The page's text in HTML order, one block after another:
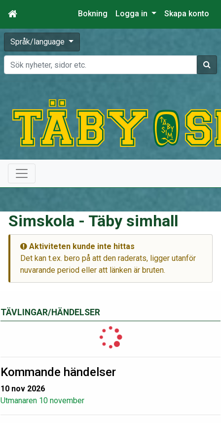
Bokning Logga in Skapa konto
Språk/language
Sök
TÄVLINGAR/HÄNDELSER
Kommande händelser
10 nov 2026
Utmanaren 10 november
Simskola - Täby simhall
Aktiviteten kunde inte hittas
Det kan t.ex. bero på att den raderats, ligger utanför
nuvarande period eller att länken är bruten.